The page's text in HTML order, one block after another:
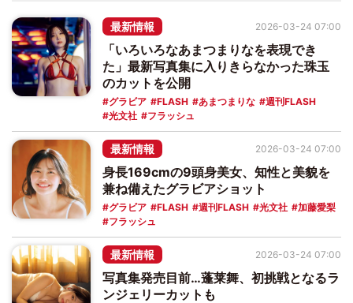
最新情報
「いろいろなあまつまりなを表現でき
た」最新写真集に入りきらなかった珠玉
のカットを公開
グラビア FLASH あまつまりな
週刊FLASH
光文社
フラッシュ
2026-03-24 07:00
最新情報
身長169cmの9頭身美女、知性と美貌を
兼ね備えたグラビアショット
グラビア FLASH 週刊FLASH 光文社
加藤愛梨
フラッシュ
2026-03-24 07:00
最新情報
写真集発売目前…蓬莱舞、初挑戦となるラ
ンジェリーカットも
2026-03-24 07:00